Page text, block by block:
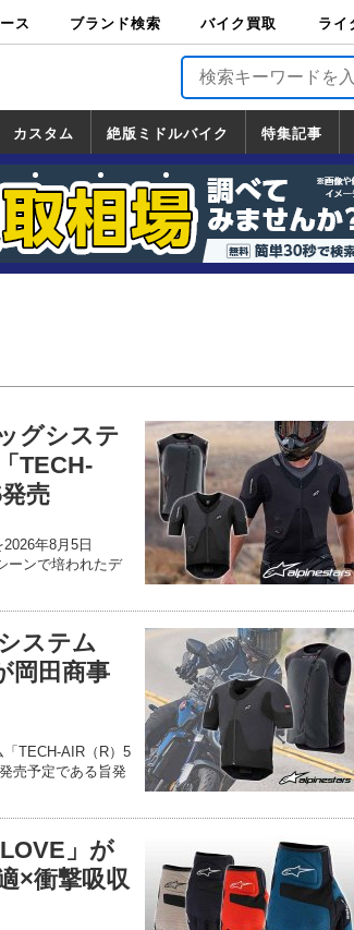
ス ブランド検索 バイク買取
バイク買取
ライ
ライ
TOP
バイ
バイ
フ
バイ
ロー
バイ
カスタム
カスタム
一覧
ホンダ
ヤマハ
スズキ
カワサキ
絶版ミドルバイク
絶版ミドルバイク
一覧
ホンダ
ヤマハ
スズキ
カワサキ
特集記事
道の駅調査隊
ツーリング情報局
日本の道50選
国道めぐり
林道ツーリング
グシステ
TECH-
売
年8月5日
ーンで培われたデ
ステム
岡田商事
TECH-AIR（R）5
売予定である旨発
」が
×衝撃吸収